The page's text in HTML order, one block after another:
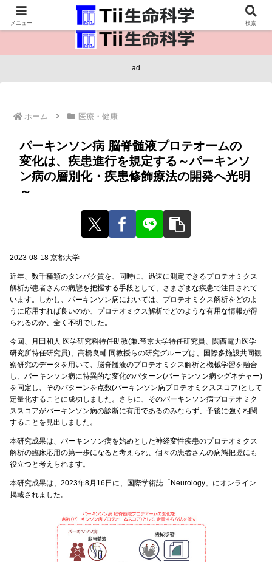
医療保健・生命・生物の情報インフラ。
ad
ホーム 医療・健康
パーキンソン病 脳脊髄液プロテオームの
変化は、疾患進行を規定する～パーキンソ
ン病の層別化・疾患修飾療法の開発へ光明
～
2023-08-18 京都大学
近年、数千種類のタンパク質を、同時に、迅速に測定できるプロテオミクス
解析が患者さんの病態を把握する手段として、さまざまな疾患で注目されて
います。しかし、パーキンソン病においては、プロテオミクス解析をどのよ
うに応用すれば良いのか、プロテオミクス解析でどのような有用な情報が得
られるのか、全く不明でした。
今回、月田和人 医学研究科特任助教(兼:帝京大学特任研究員、関西電力医学
研究所特任研究員)、高橋良輔 同教授らの研究グループは、国際多施設共同観
察研究のデータを用いて、脳脊髄液のプロテオミクス解析と機械学習を融合
し、パーキンソン病に特異的な変化のパターン(パーキンソン病シグネチャー)
を同定し、そのパターンを点数(パーキンソン病プロテオミクススコア)として
定量化することに成功しました。さらに、そのパーキンソン病プロテオミク
ススコアがパーキンソン病の診断に有用であるのみならず、予後に強く相関
することを見出しました。
本研究成果は、パーキンソン病を始めとした神経変性疾患のプロテオミクス
解析の臨床応用の第一歩になると考えられ、個々の患者さんの病態把握にも
役立つと考えられます。
本研究成果は、2023年8月16日に、国際学術誌「Neurology」にオンライン
掲載されました。
メニュー 検索